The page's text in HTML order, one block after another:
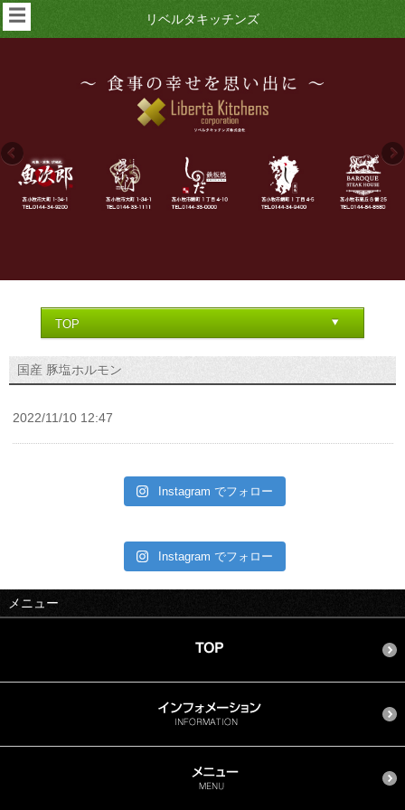
リベルタキッチンズ
☰
国産 豚塩ホルモン
2022/11/10 12:47
Instagram でフォロー
Instagram でフォロー
メニュー